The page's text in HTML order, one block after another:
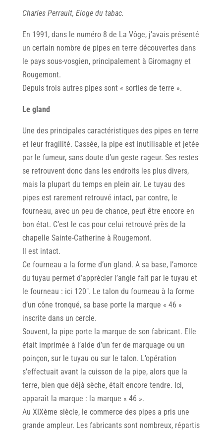
Charles Perrault, Eloge du tabac.
En 1991, dans le numéro 8 de La Vôge, j’avais présenté
un certain nombre de pipes en terre découvertes dans
le pays sous-vosgien, principalement à Giromagny et
Rougemont.
Depuis trois autres pipes sont « sorties de terre ».
Le gland
Une des principales caractéristiques des pipes en terre
et leur fragilité. Cassée, la pipe est inutilisable et jetée
par le fumeur, sans doute d’un geste rageur. Ses restes
se retrouvent donc dans les endroits les plus divers,
mais la plupart du temps en plein air. Le tuyau des
pipes est rarement retrouvé intact, par contre, le
fourneau, avec un peu de chance, peut être encore en
bon état. C’est le cas pour celui retrouvé près de la
chapelle Sainte-Catherine à Rougemont.
Il est intact.
Ce fourneau a la forme d’un gland. A sa base, I’amorce
du tuyau permet d’apprécier l’angle fait par le tuyau et
le fourneau : ici 120″. Le talon du fourneau à la forme
d’un cône tronqué, sa base porte la marque « 46 »
inscrite dans un cercle.
Souvent, la pipe porte la marque de son fabricant. Elle
était imprimée à I’aide d’un fer de marquage ou un
poinçon, sur le tuyau ou sur le talon. L’opération
s’effectuait avant la cuisson de la pipe, alors que la
terre, bien que déjà sèche, était encore tendre. Ici,
apparaît la marque : la marque « 46 ».
Au XIXème siècle, le commerce des pipes a pris une
grande ampleur. Les fabricants sont nombreux, répartis